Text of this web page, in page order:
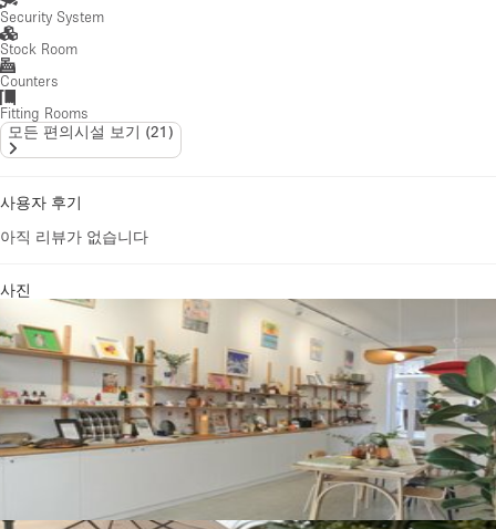
Security System
Stock Room
Counters
Fitting Rooms
모든 편의시설 보기 (21)
사용자 후기
아직 리뷰가 없습니다
사진